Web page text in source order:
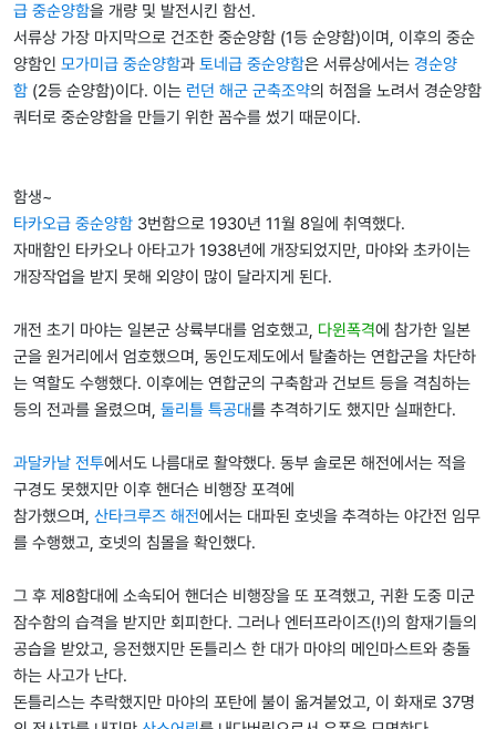
급 중순양함을 개량 및 발전시킨 함선.
서류상 가장 마지막으로 건조한 중순양함 (1등 순양함)이며, 이후의 중순
양함인 모가미급 중순양함과 토네급 중순양함은 서류상에서는 경순양
함 (2등 순양함)이다. 이는 런던 해군 군축조약의 허점을 노려서 경순양함
쿼터로 중순양함을 만들기 위한 꼼수를 썼기 때문이다.
함생~
타카오급 중순양함 3번함으로 1930년 11월 8일에 취역했다.
자매함인 타카오나 아타고가 1938년에 개장되었지만, 마야와 초카이는
개장작업을 받지 못해 외양이 많이 달라지게 된다.
개전 초기 마야는 일본군 상륙부대를 엄호했고, 다윈폭격에 참가한 일본
군을 원거리에서 엄호했으며, 동인도제도에서 탈출하는 연합군을 차단하
는 역할도 수행했다. 이후에는 연합군의 구축함과 건보트 등을 격침하는
등의 전과를 올렸으며, 둘리틀 특공대를 추격하기도 했지만 실패한다.
과달카날 전투에서도 나름대로 활약했다. 동부 솔로몬 해전에서는 적을
구경도 못했지만 이후 핸더슨 비행장 포격에
참가했으며, 산타크루즈 해전에서는 대파된 호넷을 추격하는 야간전 임무
를 수행했고, 호넷의 침몰을 확인했다.
그 후 제8함대에 소속되어 핸더슨 비행장을 또 포격했고, 귀환 도중 미군
잠수함의 습격을 받지만 회피한다. 그러나 엔터프라이즈(!)의 함재기들의
공습을 받았고, 응전했지만 돈틀리스 한 대가 마야의 메인마스트와 충돌
하는 사고가 난다.
돈틀리스는 추락했지만 마야의 포탄에 불이 옮겨붙었고, 이 화재로 37명